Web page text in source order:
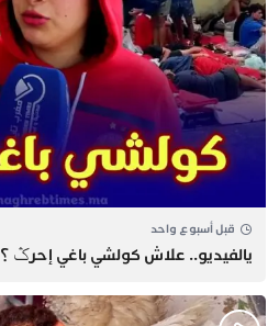
قبل أسبوع واحد
يالفيديو.. علاش كولشي باغي إحرݣ ؟